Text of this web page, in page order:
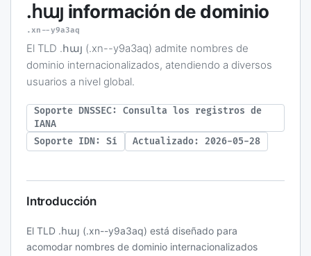
.հայ información de dominio
.xn--y9a3aq
El TLD .հայ (.xn--y9a3aq) admite nombres de
dominio internacionalizados, atendiendo a diversos
usuarios a nivel global.
Soporte DNSSEC: Consulta los registros de
IANA
Soporte IDN: Sí
Actualizado: 2026-05-28
Introducción
El TLD .հայ (.xn--y9a3aq) está diseñado para
acomodar nombres de dominio internacionalizados